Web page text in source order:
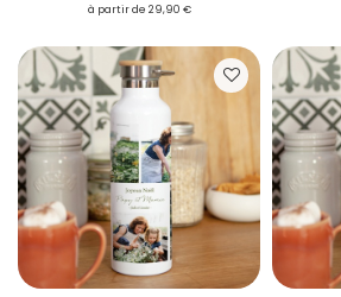
à partir de 29,90 €